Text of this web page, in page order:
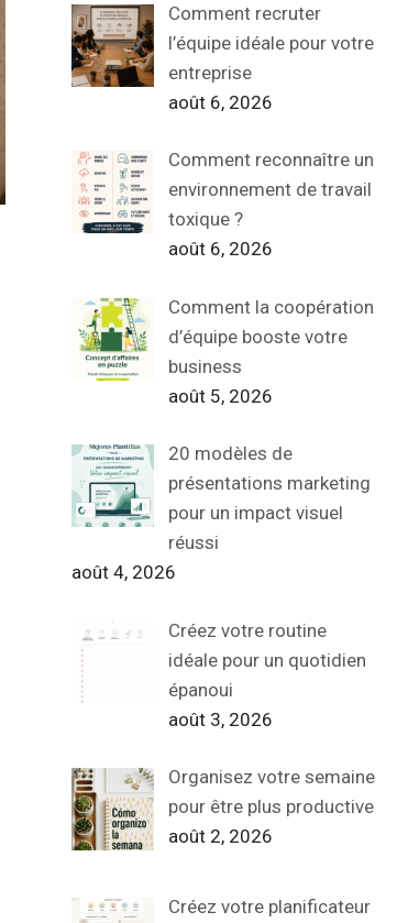
Comment recruter
l’équipe idéale pour votre
entreprise
août 6, 2026
Comment reconnaître un
environnement de travail
toxique ?
août 6, 2026
Comment la coopération
d’équipe booste votre
business
août 5, 2026
20 modèles de
présentations marketing
pour un impact visuel
réussi
août 4, 2026
Créez votre routine
idéale pour un quotidien
épanoui
août 3, 2026
Organisez votre semaine
pour être plus productive
août 2, 2026
Créez votre planificateur